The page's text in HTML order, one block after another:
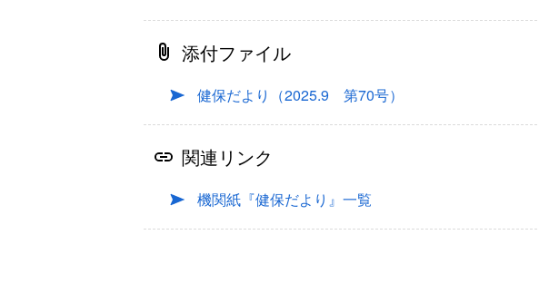
添付ファイル
健保だより（2025.9 第70号）
関連リンク
機関紙『健保だより』一覧